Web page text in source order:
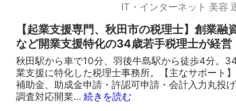
IT・インターネット 美容
【起業支援専門、秋田市の税理士】創業融
など開業支援特化の34歳若手税理士が経営
秋田駅から車で10分、羽後牛島駅から徒歩4分。
業支援に特化した税理士事務所。【主なサポート
補助金、助成金申請・許認可申請・会計入力丸投
調査対応開業… 続きを読む